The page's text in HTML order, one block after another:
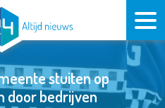
stuiten op
door bedrijven